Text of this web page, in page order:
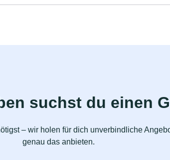
suchst du einen
– wir holen für dich unverbindliche
genau das anbieten.